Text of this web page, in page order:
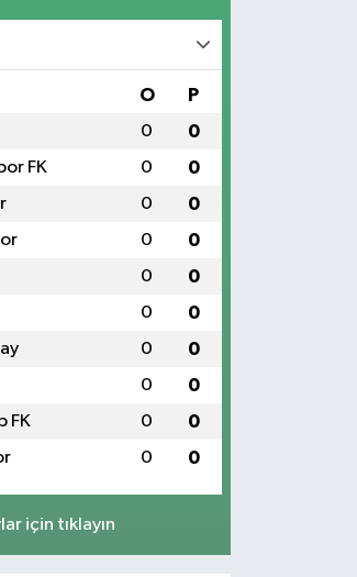
O P
0 0
FK 0 0
0 0
0 0
0 0
0 0
0 0
0 0
FK 0 0
0 0
için tıklayın